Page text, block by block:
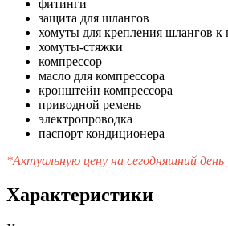
фитинги
защита для шлангов
хомуты для крепления шлангов к
хомуты-стяжки
компрессор
масло для компрессора
кронштейн компрессора
приводной ремень
электропроводка
паспорт кондиционера
*Актуальную цену на сегодняшний
Характеристики